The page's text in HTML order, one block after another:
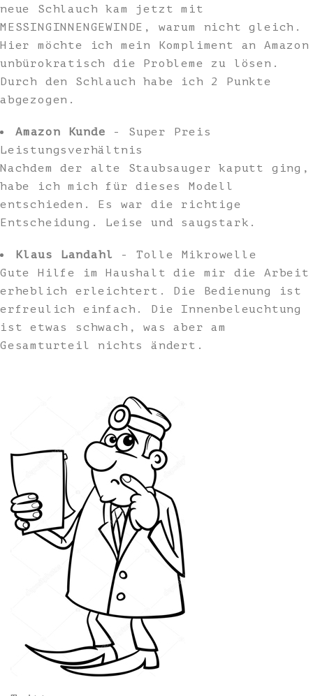
neue Schlauch kam jetzt mit
MESSINGINNENGEWINDE, warum nicht gleich.
Hier möchte ich mein Kompliment an Amazon
unbürokratisch die Probleme zu lösen.
Durch den Schlauch habe ich 2 Punkte
abgezogen.
Amazon Kunde - Super Preis
Leistungsverhältnis
Nachdem der alte Staubsauger kaputt ging,
habe ich mich für dieses Modell
entschieden. Es war die richtige
Entscheidung. Leise und saugstark.
Klaus Landahl - Tolle Mikrowelle
Gute Hilfe im Haushalt die mir die Arbeit
erheblich erleichtert. Die Bedienung ist
erfreulich einfach. Die Innenbeleuchtung
ist etwas schwach, was aber am
Gesamturteil nichts ändert.